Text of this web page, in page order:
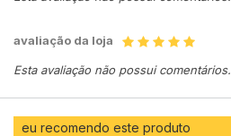
avaliação da loja
Esta avaliação não possui comentários.
eu recomendo este produto